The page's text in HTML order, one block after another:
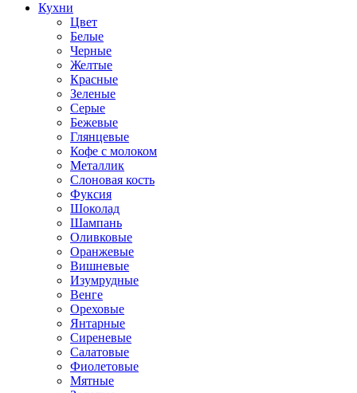
Кухни
Цвет
Белые
Черные
Желтые
Красные
Зеленые
Серые
Бежевые
Глянцевые
Кофе с молоком
Металлик
Слоновая кость
Фуксия
Шоколад
Шампань
Оливковые
Оранжевые
Вишневые
Изумрудные
Венге
Ореховые
Янтарные
Сиреневые
Салатовые
Фиолетовые
Мятные